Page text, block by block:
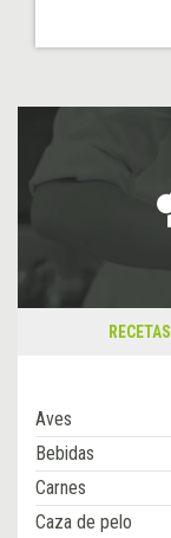
RECETAS
Aves
Bebidas
Carnes
Caza de pelo